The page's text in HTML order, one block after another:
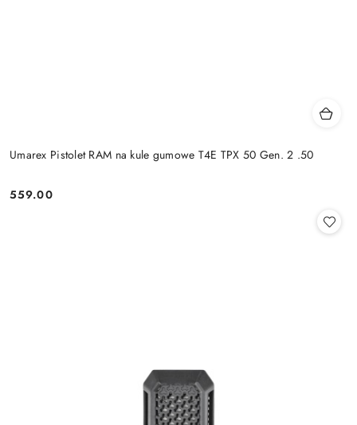
Umarex Pistolet RAM na kule gumowe T4E TPX 50 Gen. 2 .50
Cena:
559.00